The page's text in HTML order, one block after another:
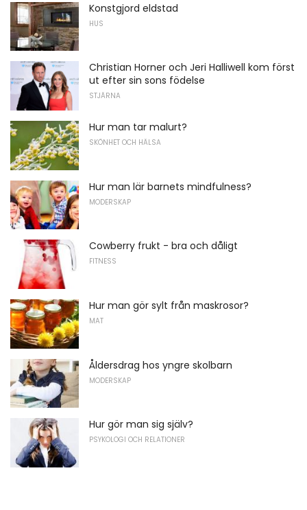
Konstgjord eldstad
HUS
Christian Horner och Jeri Halliwell kom först
ut efter sin sons födelse
STJÄRNA
Hur man tar malurt?
SKÖNHET OCH HÄLSA
Hur man lär barnets mindfulness?
MODERSKAP
Cowberry frukt - bra och dåligt
FITNESS
Hur man gör sylt från maskrosor?
MAT
Åldersdrag hos yngre skolbarn
MODERSKAP
Hur gör man sig själv?
PSYKOLOGI OCH RELATIONER